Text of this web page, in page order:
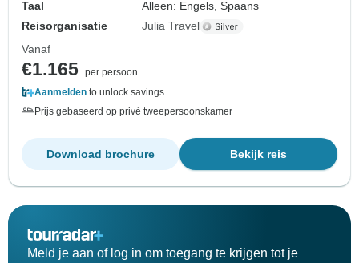
Taal
Alleen: Engels, Spaans
Reisorganisatie
Julia Travel
Vanaf
€1.165 per persoon
Aanmelden to unlock savings
Prijs gebaseerd op privé tweepersoonskamer
Bekijk reis
Download brochure
Meld je aan of log in om toegang te krijgen tot je